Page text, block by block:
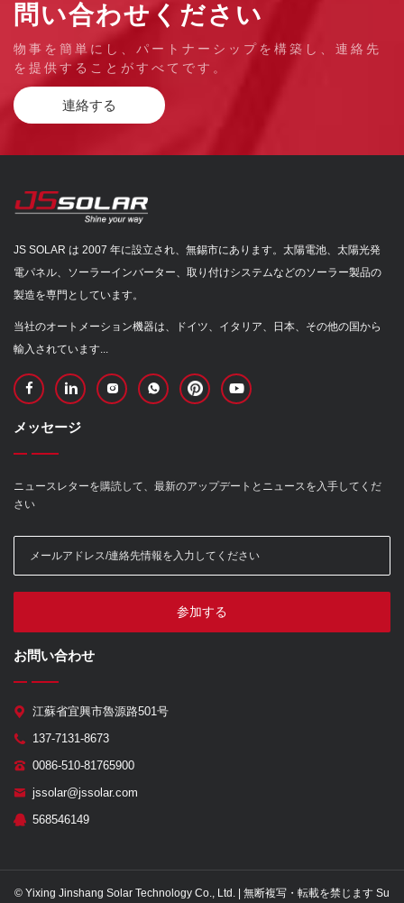
問い合わせください
物事を簡単にし、パートナーシップを構築し、連絡先
を提供することがすべてです。
連絡する
JS SOLAR は 2007 年に設立され、無錫市にあります。太陽電池、太陽光発
電パネル、ソーラーインバーター、取り付けシステムなどのソーラー製品の
製造を専門としています。
当社のオートメーション機器は、ドイツ、イタリア、日本、その他の国から
輸入されています...
メッセージ
ニュースレターを購読して、最新のアップデートとニュースを入手してくだ
さい
参加する
お問い合わせ
江蘇省宜興市魯源路501号
137-7131-8673
0086-510-81765900
jssolar@jssolar.com
568546149
© Yixing Jinshang Solar Technology Co., Ltd. | 無断複写・転載を禁じます Su